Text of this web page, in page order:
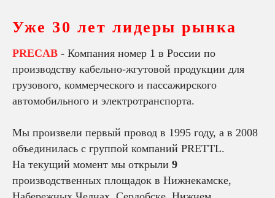
Уже 30 лет лидеры рынка
PRECAB - Компания номер 1 в России по
производству кабельно-жгутовой продукции для
грузового, коммерческого и пассажирского
автомобильного и электротранспорта.
Мы произвели первый провод в 1995 году, а в 2008
объединилась с группой компаний PRETTL.
На текущий момент мы открыли 9
производственных площадок в Нижнекамске,